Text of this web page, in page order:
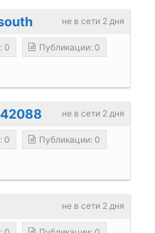
не в сети 2 дня
0 Публикации: 0
не в сети 2 дня
0 Публикации: 0
не в сети 2 дня